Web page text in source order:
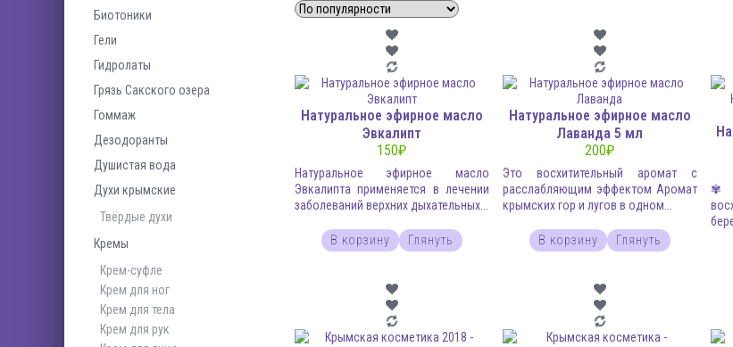
Натуральное эфирное масло
Эвкалипт
150₽
Натуральное эфирное масло
Эвкалипта применяется в лечении
заболеваний верхних дыхательных...
В корзину Глянуть
Натуральное эфирное масло
Лаванда 5 мл
200₽
Это восхитительный аромат с
расслабляющим эффектом Аромат
крымских гор и лугов в одном...
В корзину Глянуть
✾
Биотоники
Гели
Гидролаты
Грязь Сакского озера
Гоммаж
Дезодоранты
Душистая вода
Духи крымские
Твёрдые духи
Кремы
Крем-суфле
Крем для ног
Крем для тела
Крем для рук